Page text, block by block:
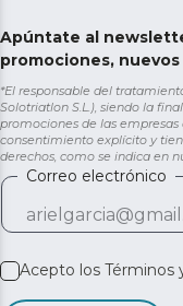
Apúntate al
promociones,
*El responsable del
Solotriatlon S.L.), siendo la
promociones de las
consentimiento explícito y
derechos, como se indica en
Correo electrónico
Acepto los Términos